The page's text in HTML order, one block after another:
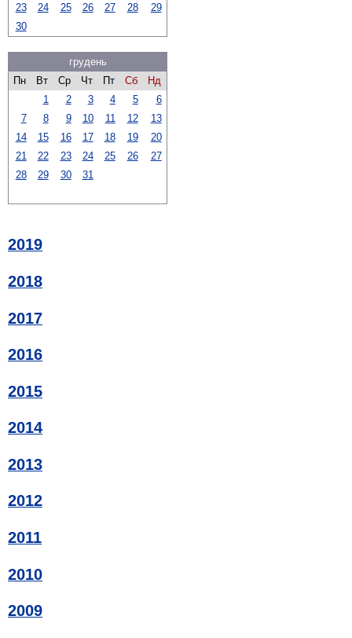
23 24 25 26 27 28
29
30
грудень
Пн
Вт Ср Чт Пт Сб
Нд
1
2 3 4 5
6
7
8 9 10 11 12
13
14
15 16 17 18 19
20
21
22 23 24 25 26
27
28
29 30 31
2019
2018
2017
2016
2015
2014
2013
2012
2011
2010
2009